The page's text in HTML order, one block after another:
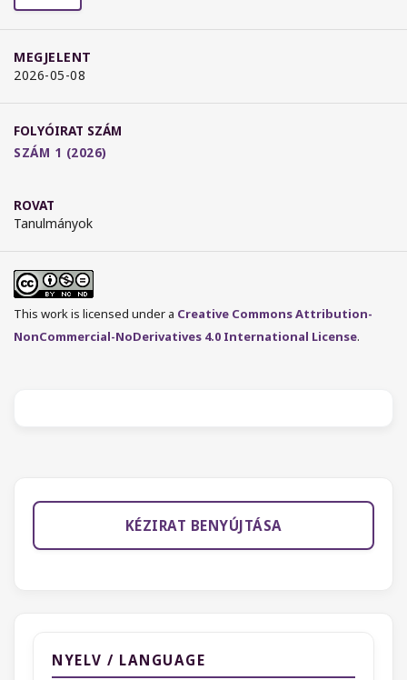
MEGJELENT
2026-05-08
FOLYÓIRAT SZÁM
SZÁM 1 (2026)
ROVAT
Tanulmányok
This work is licensed under a Creative Commons Attribution-
NonCommercial-NoDerivatives 4.0 International License.
KÉZIRAT BENYÚJTÁSA
NYELV / LANGUAGE